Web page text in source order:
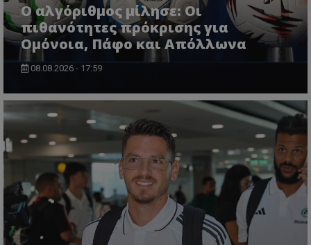
Ο αλγόριθμος μίλησε: Οι
πιθανότητες πρόκρισης για
Ομόνοια, Πάφο και Απόλλωνα
08.08.2026 - 17:59